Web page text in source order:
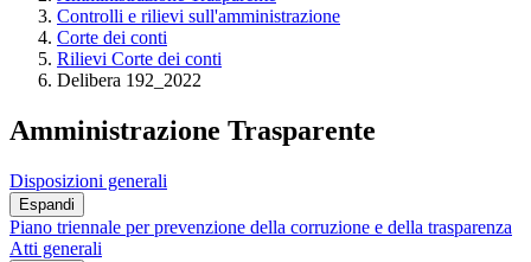
Controlli e rilievi sull'amministrazione
Corte dei conti
Rilievi Corte dei conti
Delibera 192_2022
Amministrazione Trasparente
Disposizioni generali
Espandi
Piano triennale per prevenzione della corruzione e della trasparenza
Atti generali